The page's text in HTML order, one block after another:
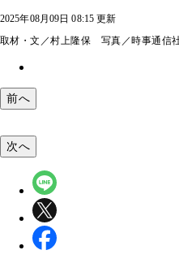
2025年08月09日 08:15 更新
取材・文／村上隆保 写真／時事通信
前へ
次へ